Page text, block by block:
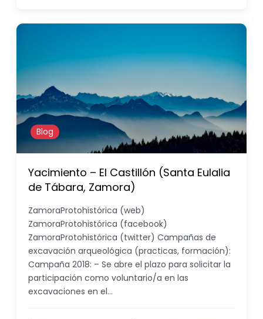
Blog
Yacimiento – El Castillón (Santa Eulalia
de Tábara, Zamora)
ZamoraProtohistórica (web)
ZamoraProtohistórica (facebook)
ZamoraProtohistórica (twitter) Campañas de
excavación arqueológica (practicas, formación):
Campaña 2018: – Se abre el plazo para solicitar la
participación como voluntario/a en las
excavaciones en el…